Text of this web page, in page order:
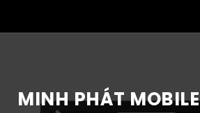
MINH PHÁT MOBILE